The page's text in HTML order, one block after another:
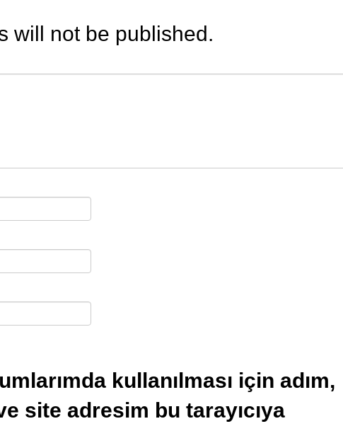
will not be published.
kullanılması için adım,
site adresim bu tarayıcıya